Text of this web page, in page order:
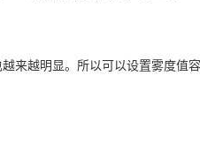
来越明显。所以可以设置雾度值